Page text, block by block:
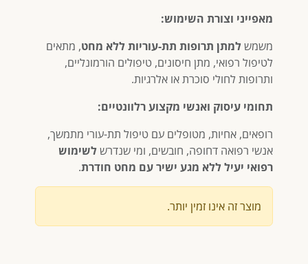
מאפייני וצורת השימוש:
משמש למתן תרופות תת-עוריות ללא מחט, מתאים
לטיפול רפואי, מתן חיסונים, טיפולים הורמונליים,
ותרופות לחולי סוכרת או אלרגיות.
תחומי עיסוק ואנשי מקצוע רלוונטיים:
רופאים, אחיות, מטופלים עם טיפול תת-עורי מתמשך,
אנשי רפואה דחופה, חובשים, ומי שנדרש לשימוש
רפואי יעיל ללא מגע ישיר עם מחט חודרת.
מוצר זה אינו זמין יותר.